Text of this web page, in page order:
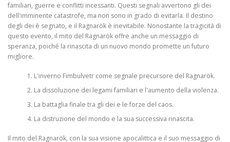
familiari, guerre e conflitti incessanti. Questi segnali avvertono gli dei
dell'imminente catastrofe, ma non sono in grado di evitarla. Il destino
degli dei è segnato, e il Ragnarök è inevitabile. Nonostante la tragicità di
questo evento, il mito del Ragnarök offre anche un messaggio di
speranza, poiché la rinascita di un nuovo mondo promette un futuro
migliore.
L'inverno Fimbulvetr come segnale precursore del Ragnarök.
La dissoluzione dei legami familiari e l'aumento della violenza.
La battaglia finale tra gli dei e le forze del caos.
La distruzione del mondo e la sua successiva rinascita.
Il mito del Ragnarök, con la sua visione apocalittica e il suo messaggio di